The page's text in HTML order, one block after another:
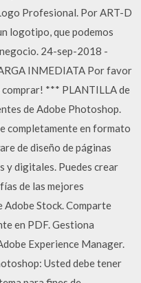
Profesional. Por ART-D
logotipo, que podemos
24-sep-2018 -
INMEDIATA Por favor
*** PLANTILLA de
de Adobe Photoshop.
completamente en formato
de diseño de páginas
y digitales. Puedes crear
de las mejores
Adobe Stock. Comparte
en PDF. Gestiona
Experience Manager.
Usted debe tener